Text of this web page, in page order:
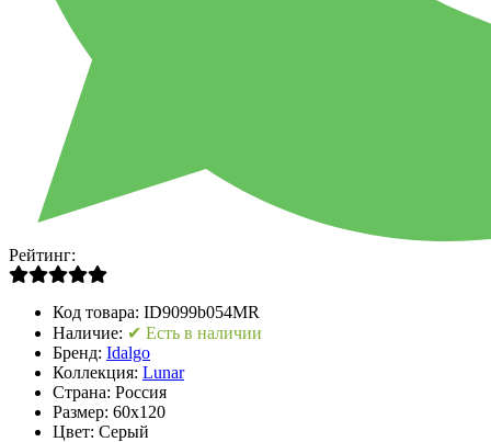
Рейтинг:
Код товара: ID9099b054MR
Наличие: ✔ Есть в наличии
Бренд: Idalgo
Коллекция: Lunar
Страна: Россия
Размер: 60x120
Цвет: Серый